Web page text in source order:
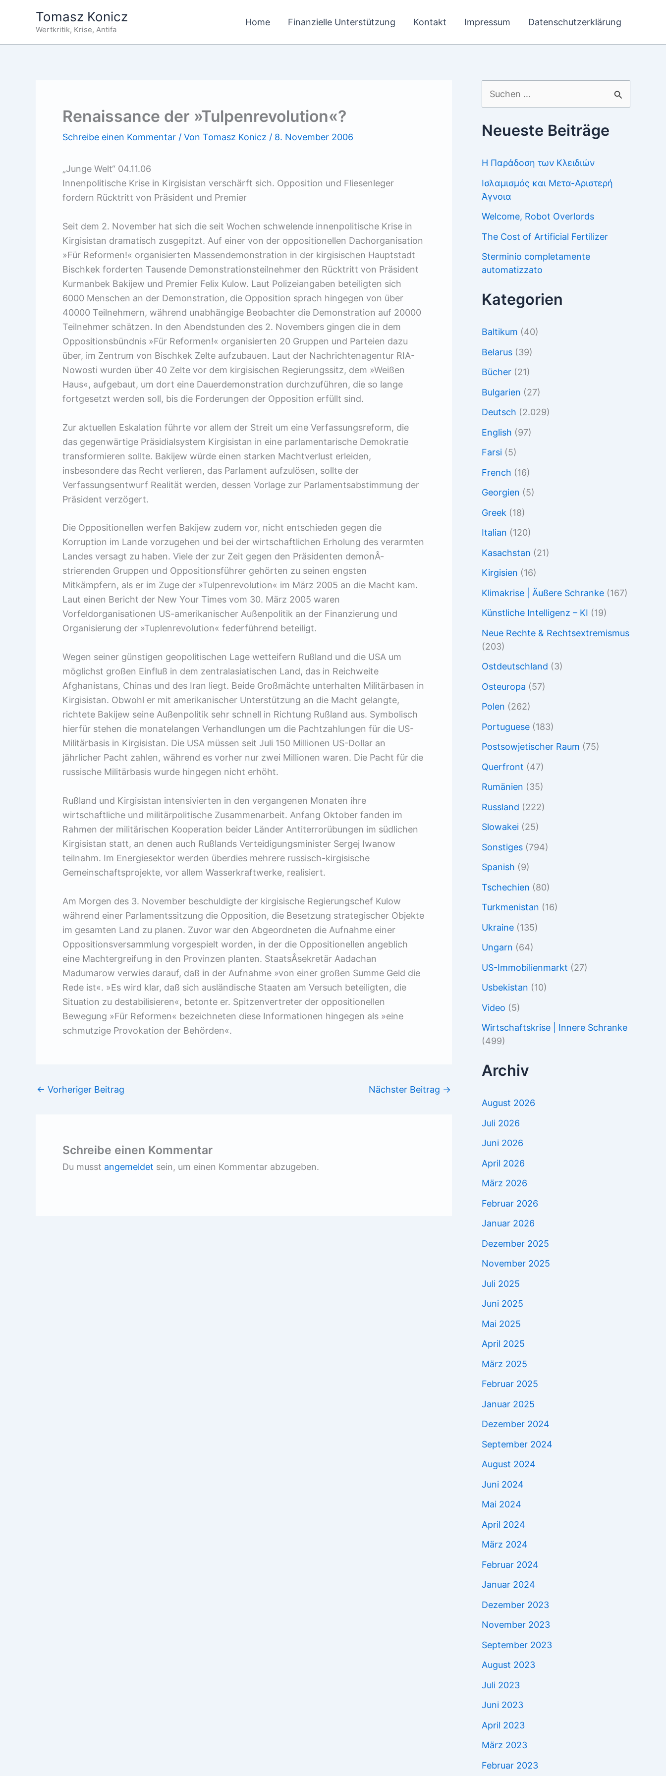
Tomasz Konicz
Wertkritik, Krise, Antifa
Home Finanzielle Unterstützung Kontakt Impressum Datenschutzerklärung
Renaissance der »Tulpenrevolution«?
Schreibe einen Kommentar / Von Tomasz Konicz / 8. November 2006
„Junge Welt“ 04.11.06
Innenpolitische Krise in Kirgisistan verschärft sich. Opposition und Fliesenleger
fordern Rücktritt von Präsident und Premier
Seit dem 2. November hat sich die seit Wochen schwelende innenpolitische Krise in
Kirgisistan dramatisch zusgepitzt. Auf einer von der oppositionellen Dachorganisation
»Für Reformen!« organisierten Massendemonstration in der kirgisischen Hauptstadt
Bischkek forderten Tausende Demonstrationsteilnehmer den Rücktritt von Präsident
Kurmanbek Bakijew und Premier Felix Kulow. Laut Polizeiangaben beteiligten sich
6000 Menschen an der Demonstration, die Opposition sprach hingegen von über
40000 Teilnehmern, während unabhängige Beobachter die Demonstration auf 20000
Teilnehmer schätzen. In den Abendstunden des 2. Novembers gingen die in dem
Oppositionsbündnis »Für Reformen!« organisierten 20 Gruppen und Parteien dazu
über, im Zentrum von Bischkek Zelte aufzubauen. Laut der Nachrichtenagentur RIA-
Nowosti wurden über 40 Zelte vor dem kirgisischen Regierungssitz, dem »Weißen
Haus«, aufgebaut, um dort eine Dauerdemonstration durchzuführen, die so lange
fortgesetzt werden soll, bis die Forderungen der Opposition erfüllt sind.
Zur aktuellen Eskalation führte vor allem der Streit um eine Verfassungsreform, die
das gegenwärtige Präsidialsystem Kirgisistan in eine parlamentarische Demokratie
transformieren sollte. Bakijew würde einen starken Machtverlust erleiden,
insbesondere das Recht verlieren, das Parlament aufzulösen, sollte der
Verfassungsentwurf Realität werden, dessen Vorlage zur Parlamentsabstimmung der
Präsident verzögert.
Die Oppositionellen werfen Bakijew zudem vor, nicht entschieden gegen die
Korruption im Lande vorzugehen und bei der wirtschaftlichen Erholung des verarmten
Landes versagt zu haben. Viele der zur Zeit gegen den Präsidenten demonÂ­
strierenden Gruppen und Oppositionsführer gehörten zu seinen engsten
Mitkämpfern, als er im Zuge der »Tulpenrevolution« im März 2005 an die Macht kam.
Laut einen Bericht der New Your Times vom 30. März 2005 waren
Vorfeldorganisationen US-amerikanischer Außenpolitik an der Finanzierung und
Organisierung der »Tuplenrevolution« federführend beteiligt.
Wegen seiner günstigen geopolitischen Lage wetteifern Rußland und die USA um
möglichst großen Einfluß in dem zentralasiatischen Land, das in Reichweite
Afghanistans, Chinas und des Iran liegt. Beide Großmächte unterhalten Militärbasen in
Kirgisistan. Obwohl er mit amerikanischer Unterstützung an die Macht gelangte,
richtete Bakijew seine Außenpolitik sehr schnell in Richtung Rußland aus. Symbolisch
hierfür stehen die monatelangen Verhandlungen um die Pachtzahlungen für die US-
Militärbasis in Kirgisistan. Die USA müssen seit Juli 150 Millionen US-Dollar an
jährlicher Pacht zahlen, während es vorher nur zwei Millionen waren. Die Pacht für die
russische Militärbasis wurde hingegen nicht erhöht.
Rußland und Kirgisistan intensivierten in den vergangenen Monaten ihre
wirtschaftliche und militärpolitische Zusammenarbeit. Anfang Oktober fanden im
Rahmen der militärischen Kooperation beider Länder Antiterrorübungen im südlichen
Kirgisistan statt, an denen auch Rußlands Verteidigungsminister Sergej Iwanow
teilnahm. Im Energiesektor werden überdies mehrere russisch-kirgisische
Gemeinschaftsprojekte, vor allem Wasserkraftwerke, realisiert.
Am Morgen des 3. November beschuldigte der kirgisische Regierungschef Kulow
während einer Parlamentssitzung die Opposition, die Besetzung strategischer Objekte
im gesamten Land zu planen. Zuvor war den Abgeordneten die Aufnahme einer
Oppositionsversammlung vorgespielt worden, in der die Oppositionellen angeblich
eine Machtergreifung in den Provinzen planten. StaatsÂ­sekretär Aadachan
Madumarow verwies darauf, daß in der Aufnahme »von einer großen Summe Geld die
Rede ist«. »Es wird klar, daß sich ausländische Staaten am Versuch beteiligten, die
Situation zu destabilisieren«, betonte er. Spitzenvertreter der oppositionellen
Bewegung »Für Reformen« bezeichneten diese Informationen hingegen als »eine
schmutzige Provokation der Behörden«.
← Vorheriger Beitrag Nächster Beitrag →
Schreibe einen Kommentar
Du musst angemeldet sein, um einen Kommentar abzugeben.
Suchen
nach:
Neueste Beiträge
Η Παράδοση των Κλειδιών
Ισλαμισμός και Μετα-Αριστερή
Άγνοια
Welcome, Robot Overlords
The Cost of Artificial Fertilizer
Sterminio completamente
automatizzato
Kategorien
Baltikum (40)
Belarus (39)
Bücher (21)
Bulgarien (27)
Deutsch (2.029)
English (97)
Farsi (5)
French (16)
Georgien (5)
Greek (18)
Italian (120)
Kasachstan (21)
Kirgisien (16)
Klimakrise | Äußere Schranke (167)
Künstliche Intelligenz – KI (19)
Neue Rechte & Rechtsextremismus
(203)
Ostdeutschland (3)
Osteuropa (57)
Polen (262)
Portuguese (183)
Postsowjetischer Raum (75)
Querfront (47)
Rumänien (35)
Russland (222)
Slowakei (25)
Sonstiges (794)
Spanish (9)
Tschechien (80)
Turkmenistan (16)
Ukraine (135)
Ungarn (64)
US-Immobilienmarkt (27)
Usbekistan (10)
Video (5)
Wirtschaftskrise | Innere Schranke
(499)
Archiv
August 2026
Juli 2026
Juni 2026
April 2026
März 2026
Februar 2026
Januar 2026
Dezember 2025
November 2025
Juli 2025
Juni 2025
Mai 2025
April 2025
März 2025
Februar 2025
Januar 2025
Dezember 2024
September 2024
August 2024
Juni 2024
Mai 2024
April 2024
März 2024
Februar 2024
Januar 2024
Dezember 2023
November 2023
September 2023
August 2023
Juli 2023
Juni 2023
April 2023
März 2023
Februar 2023